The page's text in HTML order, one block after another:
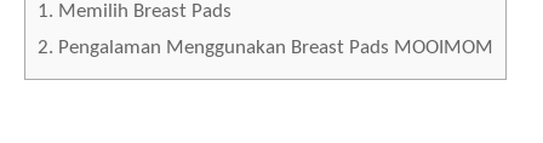
1. Memilih Breast Pads
2. Pengalaman Menggunakan Breast Pads MOOIMOM